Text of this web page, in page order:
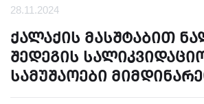
28.11.2024
ქალაქის მასშტაბით
შედეგის
სამუშაოები